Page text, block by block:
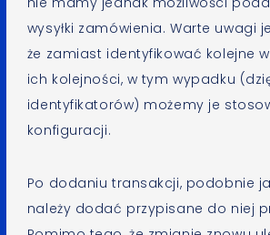
wysyłki zamówienia. Warte uwagi
że zamiast identyfikować kolejne
ich kolejności, w tym wypadku
identyfikatorów) możemy je
konfiguracji.
Po dodaniu transakcji, podobnie
należy dodać przypisane do niej